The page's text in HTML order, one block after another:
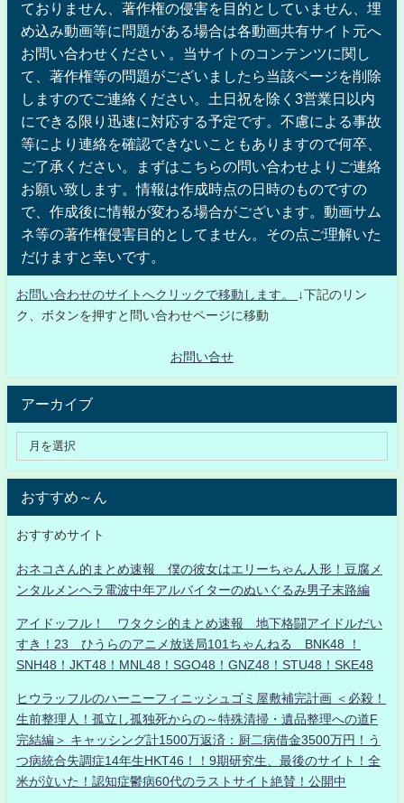
ておりません、著作権の侵害を目的としていません、埋
め込み動画等に問題がある場合は各動画共有サイト元へ
お問い合わせください 。当サイトのコンテンツに関し
て、著作権等の問題がございましたら当該ページを削除
しますのでご連絡ください。土日祝を除く3営業日以内
にできる限り迅速に対応する予定です。不慮による事故
等により連絡を確認できないこともありますので何卒、
ご了承ください。まずはこちらの問い合わせよりご連絡
お願い致します。情報は作成時点の日時のものですの
で、作成後に情報が変わる場合がございます。動画サム
ネ等の著作権侵害目的としてません。その点ご理解いた
だけますと幸いです。
お問い合わせのサイトへクリックで移動します。
↓下記のリン
ク、ボタンを押すと問い合わせページに移動
お問い合せ
アーカイブ
おすすめ～ん
おすすめサイト
おネコさん的まとめ速報 僕の彼女はエリーちゃん人形！豆腐メ
ンタルメンヘラ電波中年アルバイターのぬいぐるみ男子末路編
アイドッフル！ ワタクシ的まとめ速報 地下格闘アイドルだい
すき！23 ひうらのアニメ放送局101ちゃんねる BNK48 ！
SNH48！JKT48！MNL48！SGO48！GNZ48！STU48！SKE48
ヒウラッフルのハーニーフィニッシュゴミ屋敷補完計画 ＜必殺！
生前整理人！孤立し孤独死からの～特殊清掃・遺品整理への道F
完結編＞ キャッシング計1500万返済：厨二病借金3500万円！う
つ病統合失調症14年生HKT46！！9期研究生、最後のサイト！全
米が泣いた！認知症鬱病60代のラストサイト絶賛！公開中